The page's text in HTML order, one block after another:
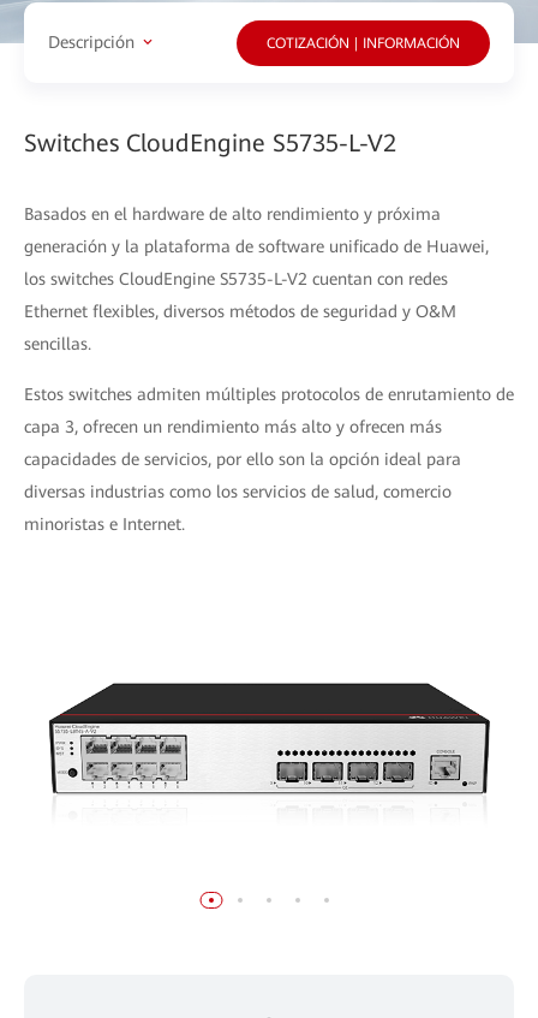
Descripción COTIZACIÓN | INFORMACIÓN
Switches CloudEngine S5735-L-V2
Basados en el hardware de alto rendimiento y próxima
generación y la plataforma de software unificado de Huawei,
los switches CloudEngine S5735-L-V2 cuentan con redes
Ethernet flexibles, diversos métodos de seguridad y O&M
sencillas.
Estos switches admiten múltiples protocolos de enrutamiento de
capa 3, ofrecen un rendimiento más alto y ofrecen más
capacidades de servicios, por ello son la opción ideal para
diversas industrias como los servicios de salud, comercio
minoristas e Internet.